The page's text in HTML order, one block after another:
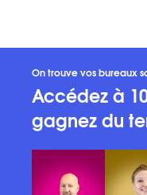
On trouve vos bureaux
Accédez à
gagnez du